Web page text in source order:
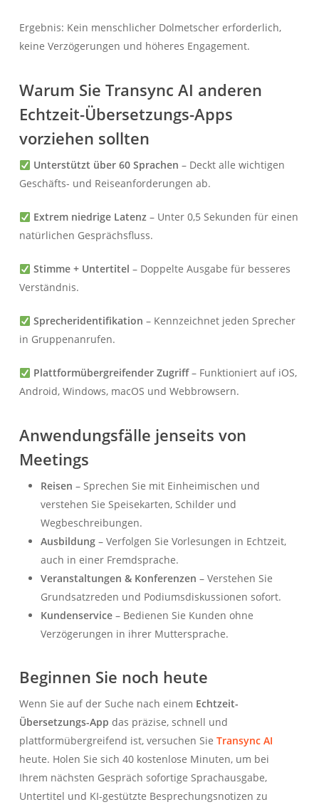
Ergebnis: Kein menschlicher Dolmetscher erforderlich,
keine Verzögerungen und höheres Engagement.
Warum Sie Transync AI anderen
Echtzeit-Übersetzungs-Apps
vorziehen sollten
Unterstützt über 60 Sprachen – Deckt alle wichtigen
Geschäfts- und Reiseanforderungen ab.
Extrem niedrige Latenz– Unter 0,5 Sekunden für einen
natürlichen Gesprächsfluss.
Stimme + Untertitel – Doppelte Ausgabe für besseres
Verständnis.
Sprecheridentifikation – Kennzeichnet jeden Sprecher
in Gruppenanrufen.
Plattformübergreifender Zugriff– Funktioniert auf iOS,
Android, Windows, macOS und Webbrowsern.
Anwendungsfälle jenseits von
Meetings
Reisen – Sprechen Sie mit Einheimischen und
verstehen Sie Speisekarten, Schilder und
Wegbeschreibungen.
Ausbildung– Verfolgen Sie Vorlesungen in Echtzeit,
auch in einer Fremdsprache.
Veranstaltungen & Konferenzen – Verstehen Sie
Grundsatzreden und Podiumsdiskussionen sofort.
Kundenservice– Bedienen Sie Kunden ohne
Verzögerungen in ihrer Muttersprache.
Beginnen Sie noch heute
Wenn Sie auf der Suche nach einem Echtzeit-
Übersetzungs-App das präzise, schnell und
plattformübergreifend ist, versuchen Sie Transync AI
heute. Holen Sie sich 40 kostenlose Minuten, um bei
Ihrem nächsten Gespräch sofortige Sprachausgabe,
Untertitel und KI-gestützte Besprechungsnotizen zu